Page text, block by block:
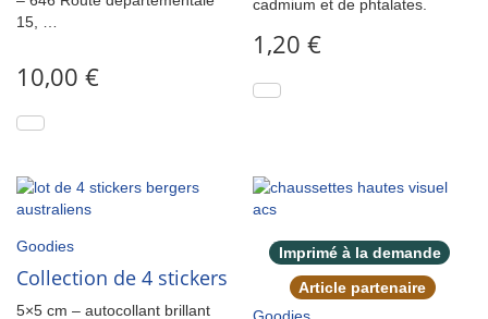
15, …
10,00 €
cadmium et de phtalates.
1,20€
Goodies
Collection de 4 stickers
5×5 cm – autocollant brillant
Imprimé à la demande
Article partenaire